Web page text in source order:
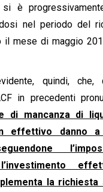
è
nel periodo del
il mese di maggio
quindi, che,
in precedenti
di mancanza di
effettivo danno
la richiesta